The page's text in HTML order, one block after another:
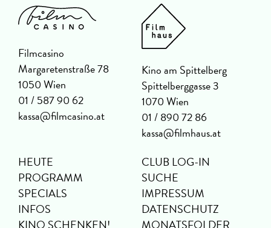
Filmcasino
Margaretenstraße 78
1050 Wien
01 / 587 90 62
kassa@filmcasino.at
Kino am Spittelberg
Spittelberggasse 3
1070 Wien
01 / 890 72 86
kassa@filmhaus.at
HEUTE
PROGRAMM
SPECIALS
INFOS
CLUB LOG-IN
SUCHE
IMPRESSUM
DATENSCHUTZ